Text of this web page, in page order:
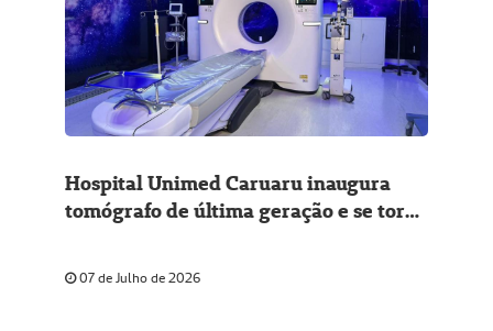
Hospital Unimed Caruaru inaugura
tomógrafo de última geração e se torna
no Nordeste
07 de Julho de 2026